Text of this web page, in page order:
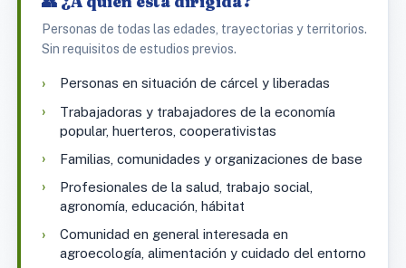
Personas de todas las edades, trayectorias y territorios.
Sin requisitos de estudios previos.
Personas en situación de cárcel y liberadas
Trabajadoras y trabajadores de la economía
popular, huerteros, cooperativistas
Familias, comunidades y organizaciones de base
Profesionales de la salud, trabajo social,
agronomía, educación, hábitat
Comunidad en general interesada en
agroecología, alimentación y cuidado del entorno